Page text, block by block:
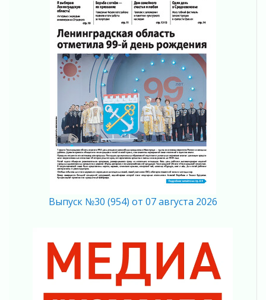
Итоги конкурса «Лучший работник
Кадрового центра – 2026» подведены!
04 августа 2026
Ставка на дисциплину на перекрестках
04 августа 2026
В Ленобласти растет потребление
мобильного трафика
04 августа 2026
Полумрак бьёт по карману
04 августа 2026
Вниманию автомобилистов!
04 августа 2026
04 августа 2026
Никакого принуждения, только письменное
согласие
04 августа 2026
Без риска для здоровья и кошелька
04 августа 2026
Выпуск №30 (954) от 07 августа 2026